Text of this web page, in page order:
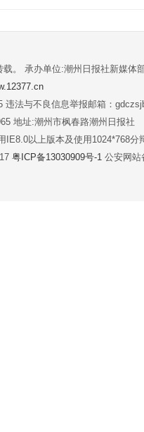
。 承办单位:潮州日报社新媒体
违法与不良信息举报邮箱：
地址:潮州市枫春路潮州日报社
以上版本及使用1024*768分
粤ICP备13030909号-1 公安网站